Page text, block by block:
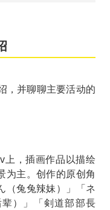
，并聊聊主要活动的
上，插画作品以描绘
为主。创作的原创角
（兔兔辣妹）」「ネ
）」「剣道部部長